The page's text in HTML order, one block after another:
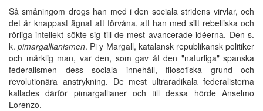
Så småningom drogs han med i den sociala stridens virvlar, och
det är knappast ägnat att förvåna, att han med sitt rebelliska och
rörliga intellekt sökte sig till de mest avancerade idéerna. Den s.
k.pimargallianismen. Pi y Margall, katalansk republikansk politiker
och märklig man, var den, som gav åt den "naturliga" spanska
federalismen dess sociala innehåll, filosofiska grund och
revolutionära anstrykning. De mest ultraradikala federalisterna
kallades därför pimargallianer och till dessa hörde Anselmo
Lorenzo.